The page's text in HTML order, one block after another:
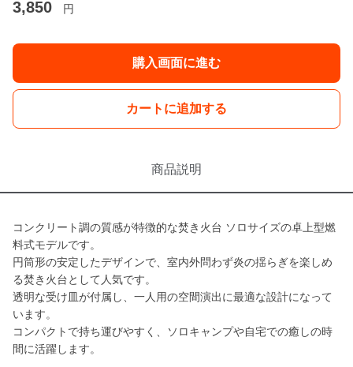
3,850 円
購入画面に進む
カートに追加する
商品説明
コンクリート調の質感が特徴的な焚き火台 ソロサイズの卓上型燃
料式モデルです。
円筒形の安定したデザインで、室内外問わず炎の揺らぎを楽しめ
る焚き火台として人気です。
透明な受け皿が付属し、一人用の空間演出に最適な設計になって
います。
コンパクトで持ち運びやすく、ソロキャンプや自宅での癒しの時
間に活躍します。